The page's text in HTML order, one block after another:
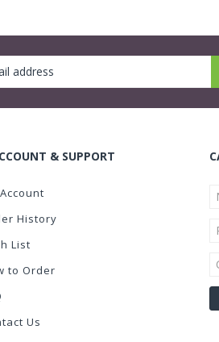
& SUPPORT
History
List
to Order
Us